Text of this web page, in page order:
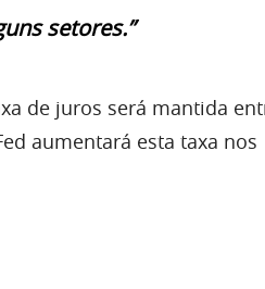
setores.”
de juros será mantida
aumentará esta taxa nos